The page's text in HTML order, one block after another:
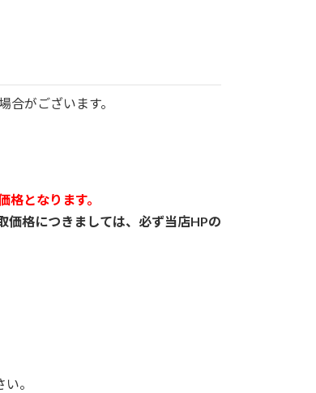
がございます。
となります。
価格につきましては、必ず当店HPの
。